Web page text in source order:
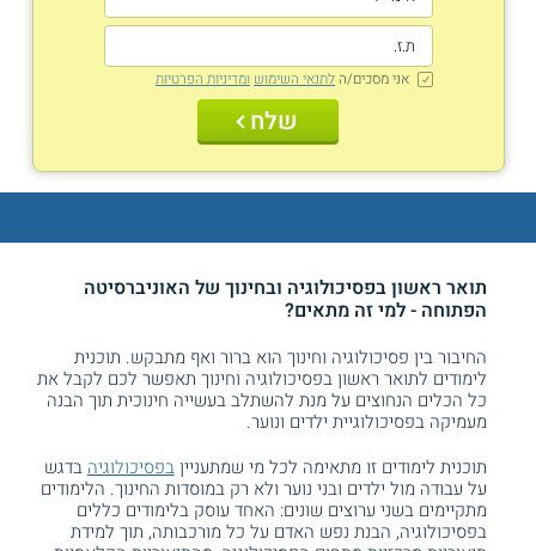
אני מסכים/ה לתנאי השימוש ומדיניות הפרטיות
שלח
תואר ראשון בפסיכולוגיה ובחינוך של האוניברסיטה
הפתוחה - למי זה מתאים?
החיבור בין פסיכולוגיה וחינוך הוא ברור ואף מתבקש. תוכנית
לימודים לתואר ראשון בפסיכולוגיה וחינוך תאפשר לכם לקבל את
כל הכלים הנחוצים על מנת להשתלב בעשייה חינוכית תוך הבנה
מעמיקה בפסיכולוגיית ילדים ונוער.
תוכנית לימודים זו מתאימה לכל מי שמתענייןבפסיכולוגיה בדגש
על עבודה מול ילדים ובני נוער ולא רק במוסדות החינוך. הלימודים
מתקיימים בשני ערוצים שונים: האחד עוסק בלימודים כללים
בפסיכולוגיה, הבנת נפש האדם על כל מורכבותה, תוך למידת